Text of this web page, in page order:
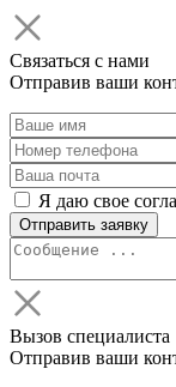
Связаться с нами
Отправив ваши
Я даю свое
Вызов специалиста
Отправив ваши